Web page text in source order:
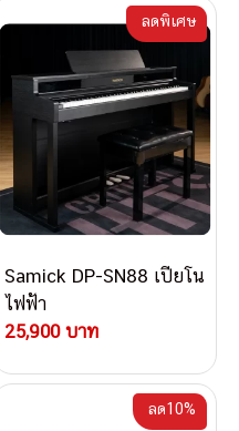
Samick DP-SN88 เปียโน
ไฟฟ้า
25,900 บาท
ลดพิเศษ
ลด10%